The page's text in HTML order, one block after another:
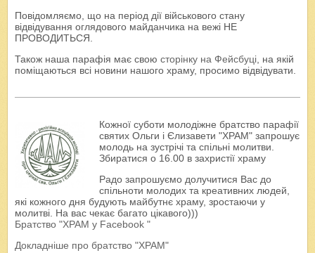
Повідомляємо, що на період дії військового стану
відвідування оглядового майданчика на вежі НЕ
ПРОВОДИТЬСЯ.
Також наша парафія має свою сторінку на Фейсбуці, на якій
поміщаються всі новини нашого храму, просимо відвідувати.
Кожної суботи молодіжне братство парафії
святих Ольги і Єлизавети "ХРАМ" запрошує
молодь на зустрічі та спільні молитви.
Збиратися о 16.00 в захристії храму
Радо запрошуємо долучитися Вас до
спільноти молодих та креативних людей,
які кожного дня будують майбутнє храму, зростаючи у
молитві. На вас чекає багато цікавого)))
Братство "ХРАМ у Facebook "
Докладніше про братство "ХРАМ"